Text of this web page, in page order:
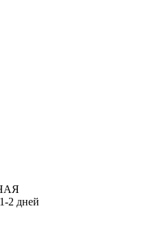
1-2 дней